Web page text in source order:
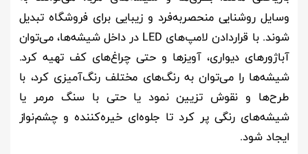
وسایل روشنایی منحصربه‌فرد و زیبایی برای فروشگاه تبدیل
شوند. با قراردادن لامپ‌های LED در داخل شیشه‌ها، می‌توان
آباژورهای دیواری، آویزها و حتی چراغ‌های کف تهیه کرد.
شیشه‌ها را می‌توان به رنگ‌های مختلف رنگ‌آمیزی کرد، با
طرح‌ها و نقوش تزیین نمود یا حتی با سنگ مرمر یا
شیشه‌های رنگی پر کرد تا جلوه‌ای خیره‌کننده و چشم‌نواز
ایجاد شود.